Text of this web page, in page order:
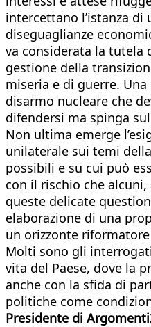
intercettano l’istanza
diseguaglianze
va considerata la tutela
gestione della
miseria e di guerre.
disarmo nucleare che
difendersi ma spinga
Non ultima emerge
unilaterale sui temi
possibili e su cui può
con il rischio che
queste delicate
elaborazione di una
un orizzonte
Molti sono gli
vita del Paese, dove la
anche con la sfida di
politiche come
Presidente di